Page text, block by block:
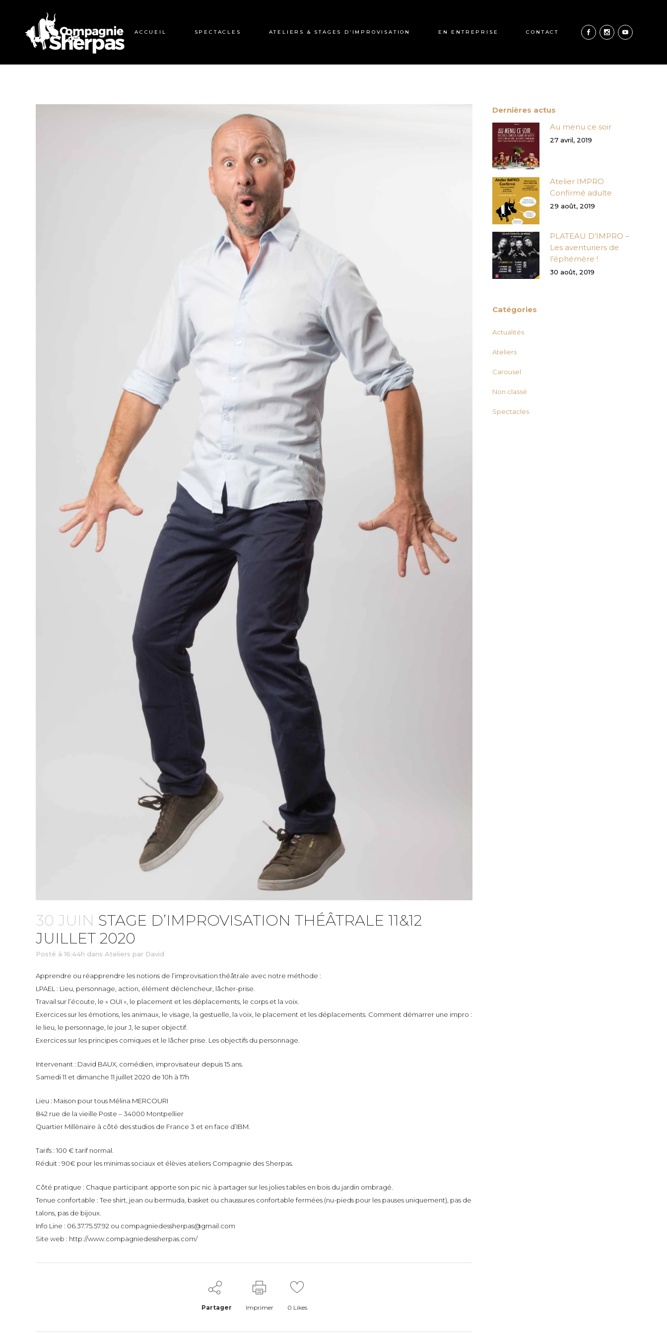
ACCUEIL SPECTACLES ATELIERS & STAGES D’IMPROVISATION EN ENTREPRISE CONTACT
30 JUIN STAGE D’IMPROVISATION THÉÂTRALE 11&12
JUILLET 2020
Posté à 16:44h dans Ateliers par David
Apprendre ou réapprendre les notions de l’improvisation théâtrale avec notre méthode :
LPAEL : Lieu, personnage, action, élément déclencheur, lâcher-prise.
Travail sur l’écoute, le « OUI », le placement et les déplacements, le corps et la voix.
Exercices sur les émotions, les animaux, le visage, la gestuelle, la voix, le placement et les déplacements. Comment démarrer une impro :
le lieu, le personnage, le jour J, le super objectif.
Exercices sur les principes comiques et le lâcher prise. Les objectifs du personnage.
Intervenant : David BAUX, comédien, improvisateur depuis 15 ans.
Samedi 11 et dimanche 11 juillet 2020 de 10h à 17h
Lieu : Maison pour tous Mélina MERCOURI
842 rue de la vieille Poste – 34000 Montpellier
Quartier Millènaire à côté des studios de France 3 et en face d’IBM.
Tarifs : 100 € tarif normal.
Réduit : 90€ pour les minimas sociaux et élèves ateliers Compagnie des Sherpas.
Côté pratique : Chaque participant apporte son pic nic à partager sur les jolies tables en bois du jardin ombragé.
Tenue confortable : Tee shirt, jean ou bermuda, basket ou chaussures confortable fermées (nu-pieds pour les pauses uniquement), pas de
talons, pas de bijoux.
Info Line : 06.37.75.57.92 ou compagniedessherpas@gmail.com
Site web : http://www.compagniedessherpas.com/
Partager Imprimer 0 Likes
Dernières actus
Au menu ce soir
27 avril, 2019
Atelier IMPRO
Confirmé adulte
29 août, 2019
PLATEAU D’IMPRO –
Les aventuriers de
l’éphémère !
30 août, 2019
Catégories
Actualités
Ateliers
Carousel
Non classé
Spectacles